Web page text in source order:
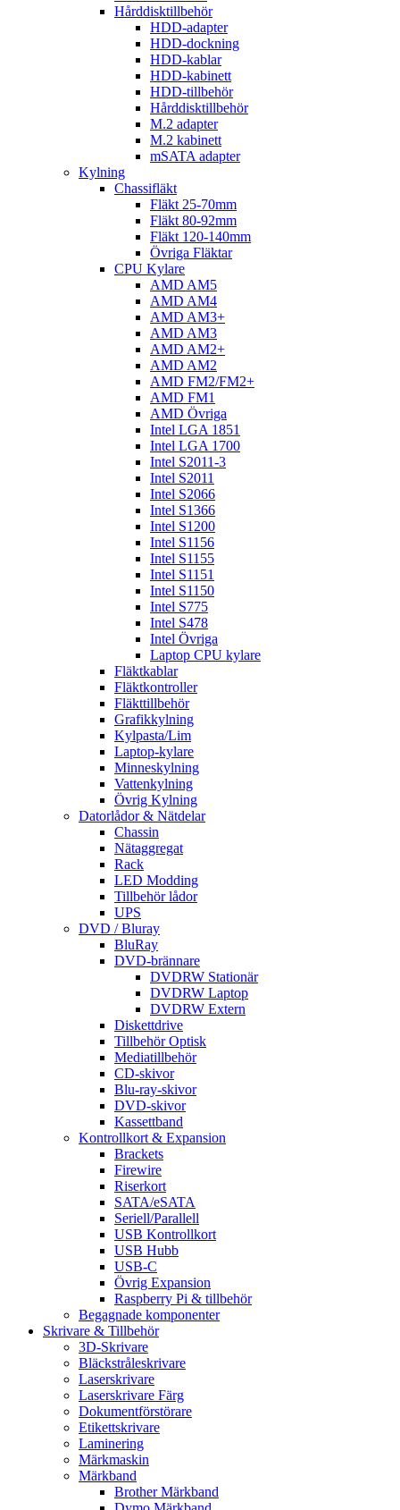
Hårddisktillbehör
HDD-adapter
HDD-dockning
HDD-kablar
HDD-kabinett
HDD-tillbehör
Hårddisktillbehör
M.2 adapter
M.2 kabinett
mSATA adapter
Kylning
Chassifläkt
Fläkt 25-70mm
Fläkt 80-92mm
Fläkt 120-140mm
Övriga Fläktar
CPU Kylare
AMD AM5
AMD AM4
AMD AM3+
AMD AM3
AMD AM2+
AMD AM2
AMD FM2/FM2+
AMD FM1
AMD Övriga
Intel LGA 1851
Intel LGA 1700
Intel S2011-3
Intel S2011
Intel S2066
Intel S1366
Intel S1200
Intel S1156
Intel S1155
Intel S1151
Intel S1150
Intel S775
Intel S478
Intel Övriga
Laptop CPU kylare
Fläktkablar
Fläktkontroller
Fläkttillbehör
Grafikkylning
Kylpasta/Lim
Laptop-kylare
Minneskylning
Vattenkylning
Övrig Kylning
Datorlådor & Nätdelar
Chassin
Nätaggregat
Rack
LED Modding
Tillbehör lådor
UPS
DVD / Bluray
BluRay
DVD-brännare
DVDRW Stationär
DVDRW Laptop
DVDRW Extern
Diskettdrive
Tillbehör Optisk
Mediatillbehör
CD-skivor
Blu-ray-skivor
DVD-skivor
Kassettband
Kontrollkort & Expansion
Brackets
Firewire
Riserkort
SATA/eSATA
Seriell/Parallell
USB Kontrollkort
USB Hubb
USB-C
Övrig Expansion
Raspberry Pi & tillbehör
Begagnade komponenter
Skrivare & Tillbehör
3D-Skrivare
Bläckstråleskrivare
Laserskrivare
Laserskrivare Färg
Dokumentförstörare
Etikettskrivare
Laminering
Märkmaskin
Märkband
Brother Märkband